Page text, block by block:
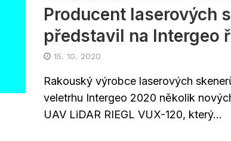
Producent laserových
představil na Intergeo
15. 10. 2020
Rakouský výrobce laserových
veletrhu Intergeo 2020 několik
UAV LiDAR RIEGL VUX-120, který...